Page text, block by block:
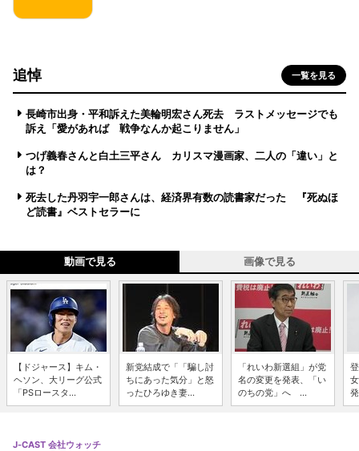
追悼 一覧を見る
長崎市出身・平和訴えた美輪明宏さん死去 ラストメッセージでも
訴え「愛があれば 戦争なんか起こりません」
つげ義春さんと白土三平さん カリスマ漫画家、二人の「違い」と
は？
死去した丹羽宇一郎さんは、経済界有数の読書家だった 『死ぬほ
ど読書』ベストセラーに
動画で見る 画像で見る
【ドジャース】キム・
ヘソン、大リーグ公式
「PSロースタ...
新党結成で「「騙し討
ちにあった気分」と怒
ったひろゆき妻...
「れいわ新選組」が党
名の変更を発表、「い
のちの党」へ ...
J-CAST 会社ウォッチ